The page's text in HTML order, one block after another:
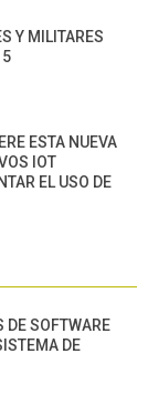
Y MILITARES
5
ESTA NUEVA
IOT
EL USO DE
DE SOFTWARE
DE